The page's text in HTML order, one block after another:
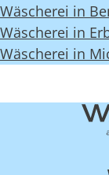
Wäscherei in
Wäscherei in
Wäscherei in